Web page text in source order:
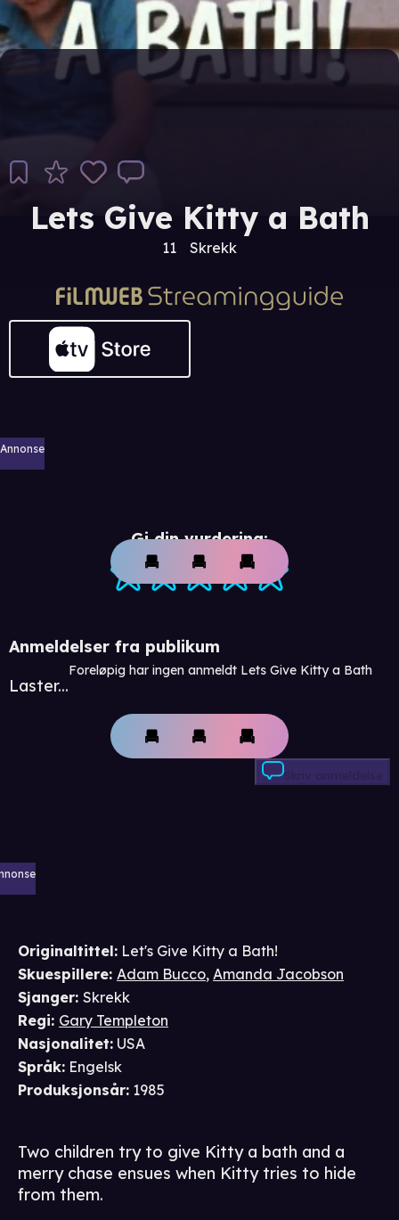
Lets Give Kitty a Bath
11 Skrekk
Annonse
Gi din vurdering:
Anmeldelser fra publikum
Laster...
Foreløpig har ingen anmeldt Lets Give Kitty a Bath
Skriv anmeldelse
Originaltittel: Let's Give Kitty a Bath!
Skuespillere: Adam Bucco, Amanda Jacobson
Sjanger: Skrekk
Regi: Gary Templeton
Nasjonalitet: USA
Språk: Engelsk
Produksjonsår: 1985
Two children try to give Kitty a bath and a
merry chase ensues when Kitty tries to hide
from them.